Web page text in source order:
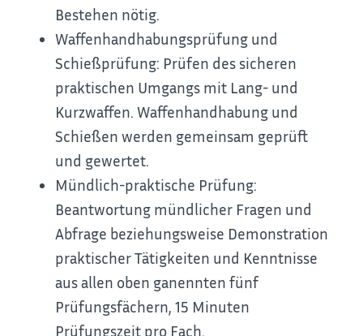
Bestehen nötig.
Waffenhandhabungsprüfung und
Schießprüfung: Prüfen des sicheren
praktischen Umgangs mit Lang- und
Kurzwaffen. Waffenhandhabung und
Schießen werden gemeinsam geprüft
und gewertet.
Mündlich-praktische Prüfung:
Beantwortung mündlicher Fragen und
Abfrage beziehungsweise Demonstration
praktischer Tätigkeiten und Kenntnisse
aus allen oben ganennten fünf
Prüfungsfächern, 15 Minuten
Prüfungszeit pro Fach.